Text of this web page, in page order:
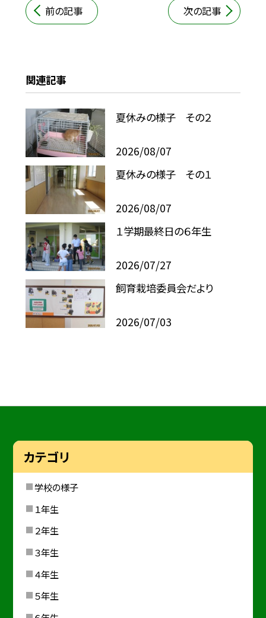
前の記事 次の記事
関連記事
夏休みの様子 その２
2026/08/07
夏休みの様子 その１
2026/08/07
１学期最終日の６年生
2026/07/27
飼育栽培委員会だより
2026/07/03
カテゴリ
学校の様子
１年生
２年生
３年生
４年生
５年生